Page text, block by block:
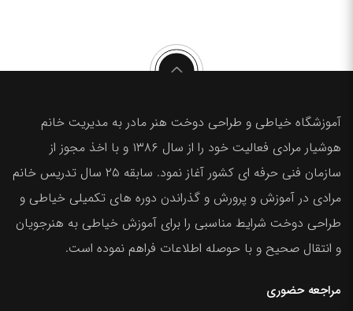
آموزشگاه خیاطی و طراحی دوخت هنر مادر به مدیریت خانم
هوشیار مرادی فعالیت خود را از سال ۱۳۸۶ و با اخذ مجوز از
سازمان فنی حرفه ای کشور آغاز نمود. سابقه ۲۵ سال تدریس خانم
مرادی در آموزش و پرورش و گذراندن دوره های تکمیلی خیاطی و
طراحی دوخت شرایط مناسبی را برای آموزش خیاطی به هنرجویان
و انتقال صحیح و با حوصله اطلاعات فراهم نموده است.
مراجعه حضوری